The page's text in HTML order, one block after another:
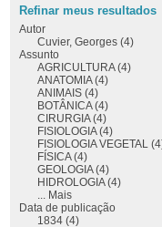
Refinar meus resultados
Autor
Cuvier, Georges (4)
Assunto
AGRICULTURA (4)
ANATOMIA (4)
ANIMAIS (4)
BOTÂNICA (4)
CIRURGIA (4)
FISIOLOGIA (4)
FISIOLOGIA VEGETAL
FÍSICA (4)
GEOLOGIA (4)
HIDROLOGIA (4)
... Mais
Data de publicação
1834 (4)